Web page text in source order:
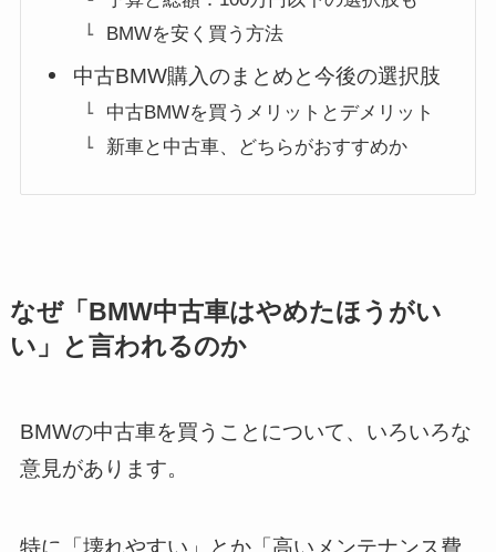
BMWを安く買う方法
中古BMW購入のまとめと今後の選択肢
中古BMWを買うメリットとデメリット
新車と中古車、どちらがおすすめか
なぜ「BMW中古車はやめたほうがい
い」と言われるのか
BMWの中古車を買うことについて、いろいろな
意見があります。
特に「壊れやすい」とか「高いメンテナンス費